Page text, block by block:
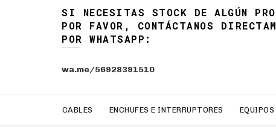
SI NECESITAS STOCK DE ALGÚN
POR FAVOR, CONTÁCTANOS
POR WHATSAPP:
wa.me/56928391510
CABLES ENCHUFES E INTERRUPTORES